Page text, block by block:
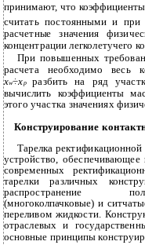
принимают, что
считать постоянными и при
расчетные значения
концентрации легколетучего
При повышенных
расчета необходимо весь
xw÷xрразбить на ряд
вычислить коэффициенты
этого участка значениях
Конструирование
Тарелка
устройство,
современных
тарелки различных
распространение
(многоколпачковые) и
переливом жидкости.
отраслевых и
основные принципы